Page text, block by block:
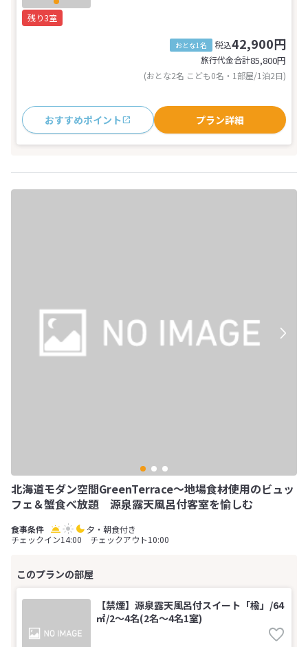
残り3室
おとな1名 税込42,900円
旅行代金合計85,800円
(おとな2名 こども0名・1部屋/1泊2日)
おすすめポイント プラン詳細
北海道モダン空間GreenTerrace～地場食材使用のビュッ
フェ＆蟹食べ放題 源泉露天風呂付客室を愉しむ
夕・朝食付き
チェックイン14:00 チェックアウト10:00
【禁煙】源泉露天風呂付スイート「楡」/64
㎡/2～4名(2名～4名1室)